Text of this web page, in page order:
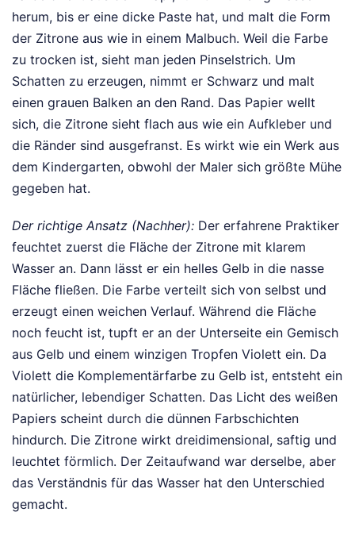
herum, bis er eine dicke Paste hat, und malt die Form
der Zitrone aus wie in einem Malbuch. Weil die Farbe
zu trocken ist, sieht man jeden Pinselstrich. Um
Schatten zu erzeugen, nimmt er Schwarz und malt
einen grauen Balken an den Rand. Das Papier wellt
sich, die Zitrone sieht flach aus wie ein Aufkleber und
die Ränder sind ausgefranst. Es wirkt wie ein Werk aus
dem Kindergarten, obwohl der Maler sich größte Mühe
gegeben hat.
Der richtige Ansatz (Nachher): Der erfahrene Praktiker
feuchtet zuerst die Fläche der Zitrone mit klarem
Wasser an. Dann lässt er ein helles Gelb in die nasse
Fläche fließen. Die Farbe verteilt sich von selbst und
erzeugt einen weichen Verlauf. Während die Fläche
noch feucht ist, tupft er an der Unterseite ein Gemisch
aus Gelb und einem winzigen Tropfen Violett ein. Da
Violett die Komplementärfarbe zu Gelb ist, entsteht ein
natürlicher, lebendiger Schatten. Das Licht des weißen
Papiers scheint durch die dünnen Farbschichten
hindurch. Die Zitrone wirkt dreidimensional, saftig und
leuchtet förmlich. Der Zeitaufwand war derselbe, aber
das Verständnis für das Wasser hat den Unterschied
gemacht.